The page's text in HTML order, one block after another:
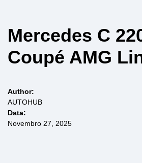
Mercedes C
Coupé AMG
Author:
AUTOHUB
Data:
Novembro 27, 2025